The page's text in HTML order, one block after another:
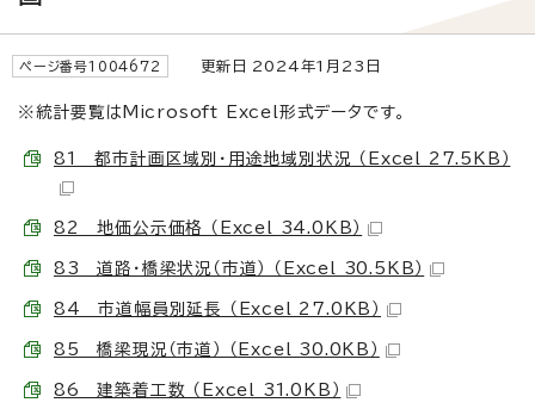
ページ番号1004672 更新日 2024年1月23日
※統計要覧はMicrosoft Excel形式データです。
81 都市計画区域別・用途地域別状況 （Excel 27.5KB）
82 地価公示価格 （Excel 34.0KB）
83 道路・橋梁状況（市道） （Excel 30.5KB）
84 市道幅員別延長 （Excel 27.0KB）
85 橋梁現況（市道） （Excel 30.0KB）
86 建築着工数 （Excel 31.0KB）